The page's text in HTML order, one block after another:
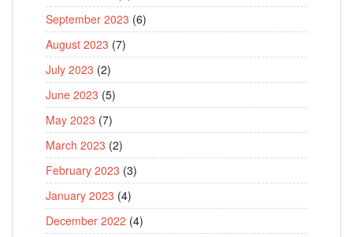
September 2023 (6)
August 2023 (7)
July 2023 (2)
June 2023 (5)
May 2023 (7)
March 2023 (2)
February 2023 (3)
January 2023 (4)
December 2022 (4)